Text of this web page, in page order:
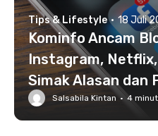
Tips & Lifestyle · 18 Juli
Kominfo Ancam
Instagram, Netflix,
Simak Alasan dan
Salsabila Kintan · 4